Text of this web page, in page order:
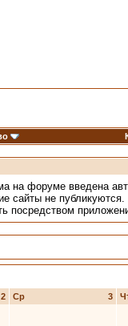
на форуме введена
сайты не публикуются.
посредством
2 3
Ср